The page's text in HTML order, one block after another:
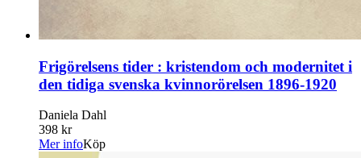
Frigörelsens tider : kristendom och modernitet i
den tidiga svenska kvinnorörelsen 1896-1920
Daniela Dahl
398 kr
Mer infoKöp